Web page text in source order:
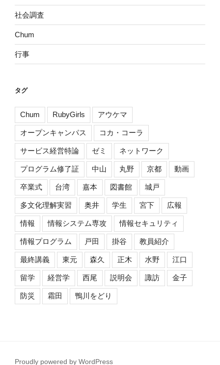
社会調査
Chum
行事
タグ
Chum RubyGirls アウケマ
オープンキャンパス コカ・コーラ
サービス経営特論 ゼミ ネットワーク
プログラム修了証 中山 丸野 京都 動画
卒業式 台湾 嘉本 図書館 城戸
多文化理解実習 奥井 学生 宮下 広報
情報 情報システム専攻 情報セキュリティ
情報プログラム 戸田 掛谷 教員紹介
最終講義 東元 森久 正木 水野 江口
留学 経営学 西尾 説明会 諏訪 金子
防災 霜田 鴨川をどり
Proudly powered by WordPress